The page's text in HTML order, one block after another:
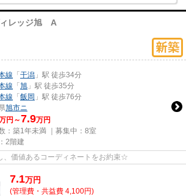
レッジ旭 A
線 「干潟 」駅 徒歩34分
線 「旭 」駅 徒歩35分
線 「飯岡 」駅 徒歩76分
旭市ニ
円～7.9万円
：築1年未満 ｜募集中： 8室
2階建
価値あるコーディネートをお約束☆
7.1万円
(管理費・共益費 4,100円)